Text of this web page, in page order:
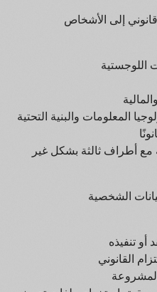
إلى الأشخاص
المعلومات والبنية التحتية
مع أطراف ثالثة بشكل غير